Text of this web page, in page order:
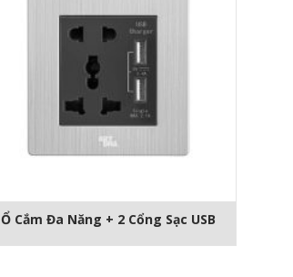
Ổ Cắm Đa Năng + 2 Cổng Sạc USB